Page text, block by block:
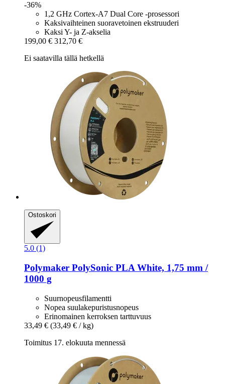
-36%
1,2 GHz Cortex-A7 Dual Core -prosessori
Kaksivaihteinen suoravetoinen ekstruuderi
Kaksi Y- ja Z-akselia
199,00 € 312,70 €
Ei saatavilla tällä hetkellä
Ostoskori
5.0 (1)
Polymaker PolySonic PLA White, 1,75 mm /
1000 g
Suurnopeusfilamentti
Nopea suulakepuristusnopeus
Erinomainen kerroksen tarttuvuus
33,49 € (33,49 € / kg)
Toimitus 17. elokuuta mennessä